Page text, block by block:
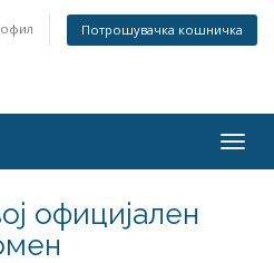
Потрошувачка кошничка
официјален